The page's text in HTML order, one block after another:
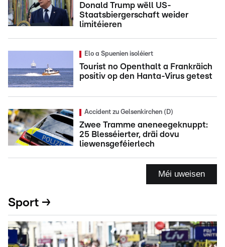
Donald Trump wëll US-
Staatsbiergerschaft weider
limitéieren
Elo a Spuenien isoléiert
Tourist no Openthalt a Frankräich
positiv op den Hanta-Virus getest
Accident zu Gelsenkirchen (D)
Zwee Tramme aneneegeknuppt:
25 Blesséierter, dräi dovu
liewensgeféierlech
Méi uweisen
Sport →